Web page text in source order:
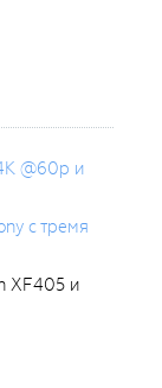
@60p и
с тремя
XF405 и